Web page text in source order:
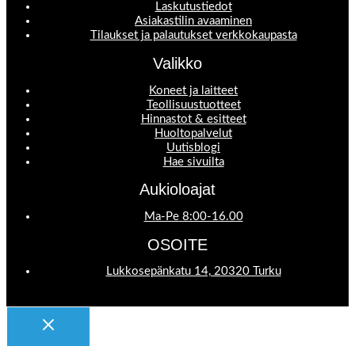
Laskutustiedot
Asiakastilin avaaminen
Tilaukset ja palautukset verkkokaupasta
Valikko
Koneet ja laitteet
Teollisuustuotteet
Hinnastot & esitteet
Huoltopalvelut
Uutisblogi
Hae sivuilta
Aukioloajat
Ma-Pe 8:00-16.00
OSOITE
Lukkosepänkatu 14, 20320 Turku